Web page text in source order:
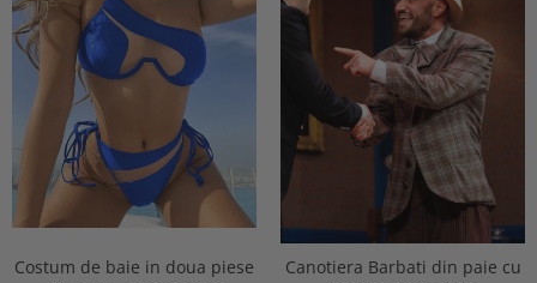
Costum de baie in doua piese
Canotiera Barbati din paie cu